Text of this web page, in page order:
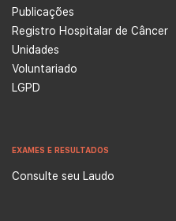
Publicações
Registro Hospitalar de Câncer
Unidades
Voluntariado
LGPD
EXAMES E RESULTADOS
Consulte seu Laudo